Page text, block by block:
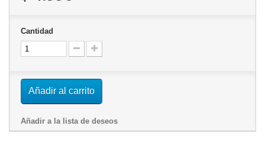
Cantidad
Añadir al carrito
Añadir a la lista de deseos